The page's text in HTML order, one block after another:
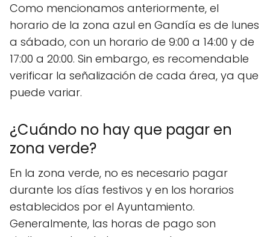
Como mencionamos anteriormente, el
horario de la zona azul en Gandía es de lunes
a sábado, con un horario de 9:00 a 14:00 y de
17:00 a 20:00. Sin embargo, es recomendable
verificar la señalización de cada área, ya que
puede variar.
¿Cuándo no hay que pagar en
zona verde?
En la zona verde, no es necesario pagar
durante los días festivos y en los horarios
establecidos por el Ayuntamiento.
Generalmente, las horas de pago son